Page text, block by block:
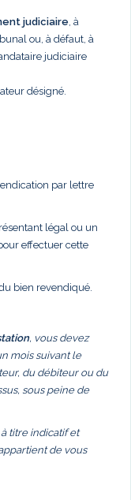
judiciaire , à
ou, à défaut, à
judiciaire
désigné.
par lettre
légal ou un
effectuer cette
bien revendiqué.
, vous devez
mois suivant le
du débiteur ou du
sous peine de
titre indicatif et
de vous